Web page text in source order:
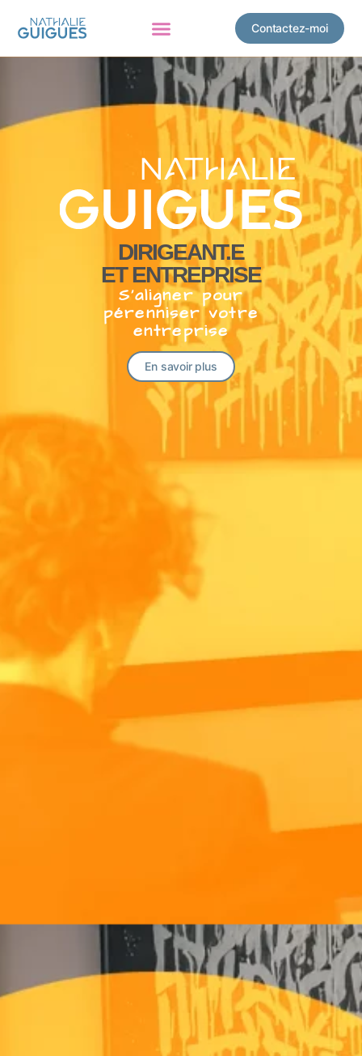
Contactez-moi
DIRIGEANT.E
ET ENTREPRISE
S’aligner pour
pérenniser votre
entreprise
En savoir plus